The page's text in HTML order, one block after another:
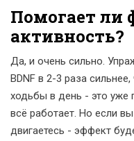
Помогает ли
активность?
Да, и очень сильно.
BDNF в 2-3 раза
ходьбы в день - это уже
всё работает. Но если
двигаетесь - эффект